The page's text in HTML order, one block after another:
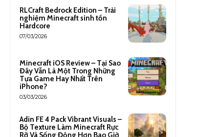
RLCraft Bedrock Edition – Trải
nghiệm Minecraft sinh tồn
Hardcore
07/03/2026
Minecraft iOS Review – Tại Sao
Đây Vẫn Là Một Trong Những
Tựa Game Hay Nhất Trên
iPhone?
03/03/2026
Adin FE 4 Pack Vibrant Visuals –
Bộ Texture Làm Minecraft Rực
Rỡ Và Sống Động Hơn Bao Giờ